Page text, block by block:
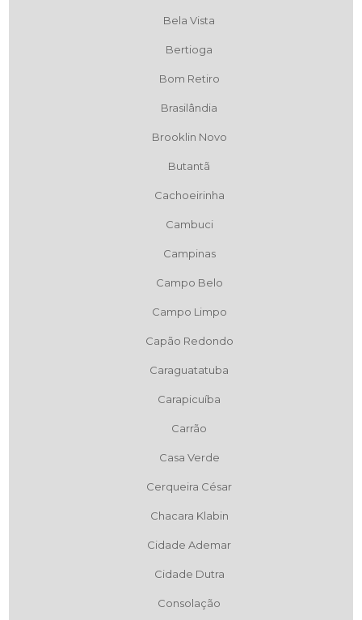
Bela Vista
Bertioga
Bom Retiro
Brasilândia
Brooklin Novo
Butantã
Cachoeirinha
Cambuci
Campinas
Campo Belo
Campo Limpo
Capão Redondo
Caraguatatuba
Carapicuíba
Carrão
Casa Verde
Cerqueira César
Chacara Klabin
Cidade Ademar
Cidade Dutra
Consolação